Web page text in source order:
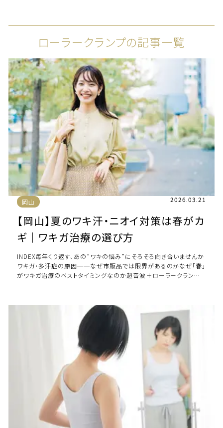
ローラークランプの記事一覧
岡山 2026.03.21
【岡山】夏のワキ汗・ニオイ対策は春がカ
ギ｜ワキガ治療の選び方
INDEX毎年くり返す、あの”ワキの悩み”にそろそろ向き合いませんか
ワキガ・多汗症の原因──なぜ市販品では限界があるのかなぜ「春」
がワキガ治療のベストタイミングなのか超音波＋ローラークランプ